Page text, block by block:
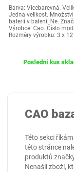
Barva: Vícebarevná.
Jedna velikost.
baterií v balení: Ne.
Výrobce: Cao. Číslo
Rozměry výrobku: 3 x
Poslední kus
CAO
Této sekci
této stránce
produktů
Nenašli zboží,